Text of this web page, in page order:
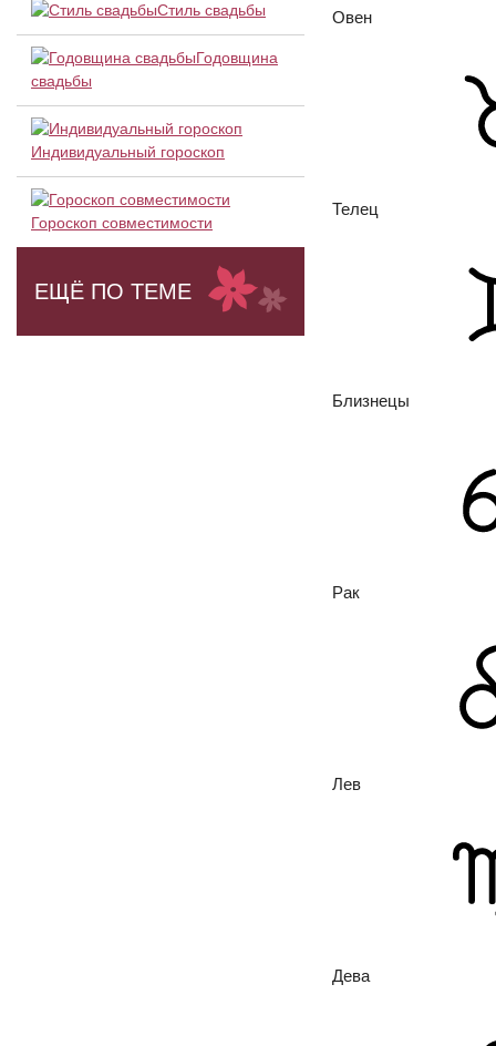
Овен
Телец
Близнецы
Рак
Лев
Дева
Стиль свадьбы
Годовщина
свадьбы
Индивидуальный гороскоп
Гороскоп совместимости
ЕЩЁ ПО ТЕМЕ